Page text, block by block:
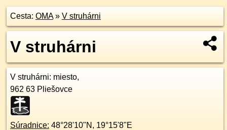
Cesta: OMA» V struhárni
V struhárni
V struhárni: miesto,
962 63 Pliešovce
Súradnice: 48°28'10"N , 19°15'8"E